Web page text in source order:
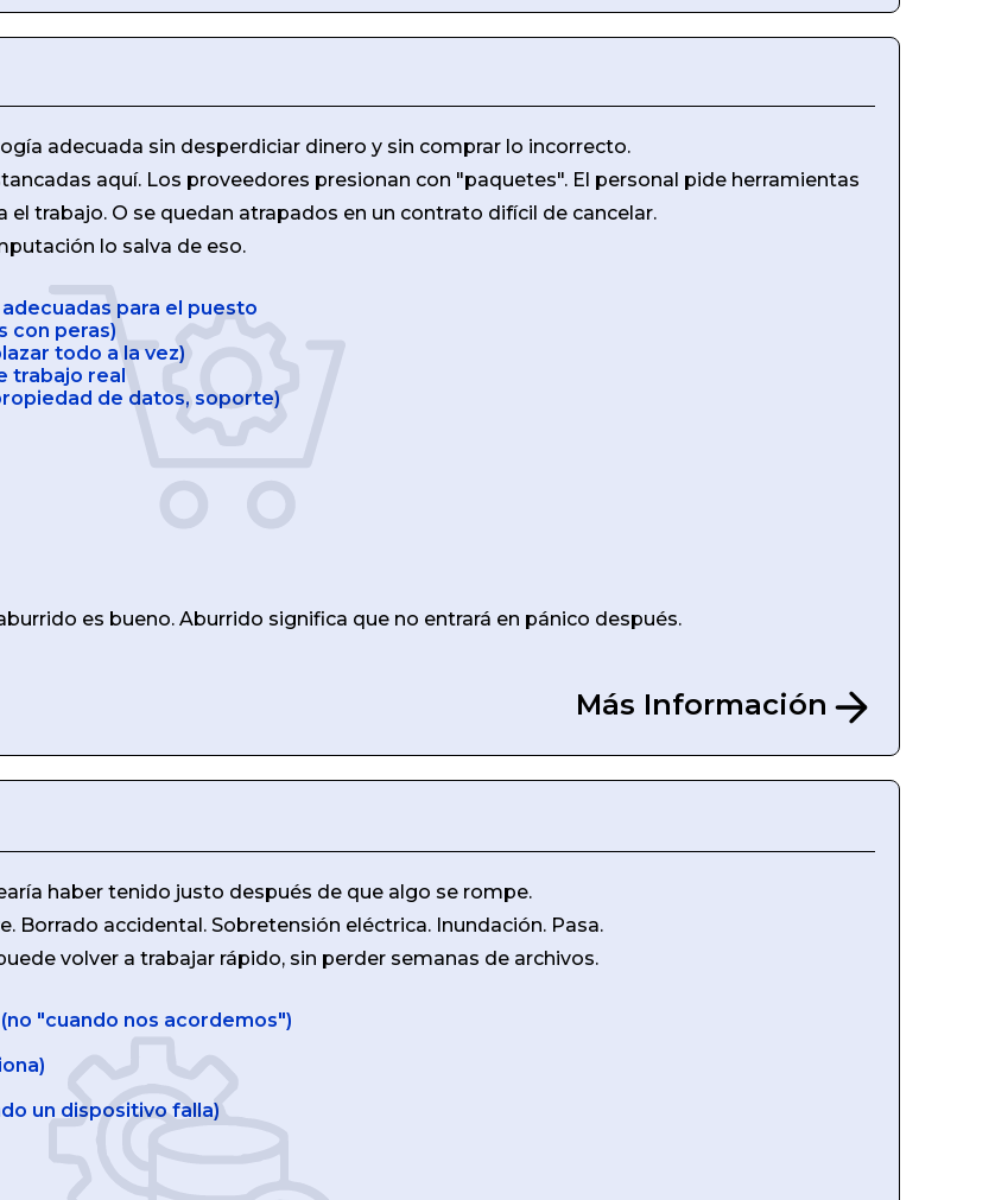
adecuada sin desperdiciar dinero y sin comprar lo incorrecto.
aquí. Los proveedores presionan con "paquetes". El personal pide herramientas
trabajo. O se quedan atrapados en un contrato difícil de cancelar.
lo salva de eso.
para el puesto
con peras)
todo a la vez)
trabajo real
de datos, soporte)
es bueno. Aburrido significa que no entrará en pánico después.
Más Información
haber tenido justo después de que algo se rompe.
Borrado accidental. Sobretensión eléctrica. Inundación. Pasa.
volver a trabajar rápido, sin perder semanas de archivos.
"cuando nos acordemos")
un dispositivo falla)